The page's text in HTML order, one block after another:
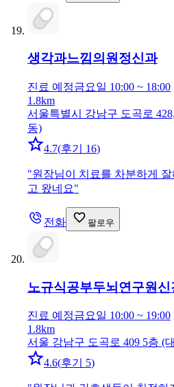
생각과느낌의원정신과
진료 예정금요일 10:00 ~ 18:00
1.8km
서울특별시 강남구 도곡로
동)
4.7(후기 16)
"원장님이 치료를 차분하게
고 왔네요"
전화 팔로우
노규식공부두뇌연구원신
진료 예정금요일 10:00 ~ 19:00
1.8km
서울 강남구 도곡로 409 5층 (
4.6(후기 5)